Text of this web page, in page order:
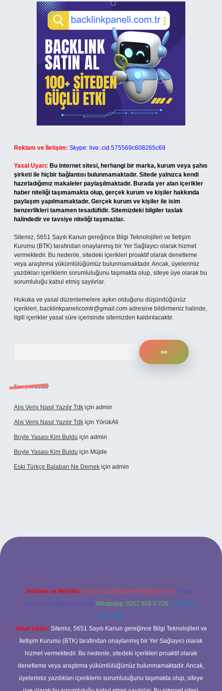
Reklam ve İletişim: Skype: live:.cid.575569c608265c69
Yasal Uyarı: Bu internet sitesi, herhangi bir marka, kurum veya şahıs
şirketi ile hiçbir bağlantısı bulunmamaktadır. Sitede yalnızca kendi
hazırladığımız makaleler paylaşılmaktadır. Burada yer alan içerikler
haber niteliği taşımamakta olup, gerçek kurum ve kişiler hakkında
paylaşım yapılmamaktadır. Gerçek kurum ve kişiler ile isim
benzerlikleri tamamen tesadüfidir. Sitemizdeki bilgiler taslak
halindedir ve tavsiye niteliği taşımazlar.
Sitemiz, 5651 Sayılı Kanun gereğince Bilgi Teknolojileri ve İletişim
Kurumu (BTK) tarafından onaylanmış bir Yer Sağlayıcı olarak hizmet
vermektedir. Bu nedenle, sitedeki içerikleri proaktif olarak denetleme
veya araştırma yükümlülüğümüz bulunmamaktadır. Ancak, üyelerimiz
yazdıkları içeriklerin sorumluluğunu taşımakta olup, siteye üye olarak bu
sorumluluğu kabul etmiş sayılırlar.
Hukuka ve yasal düzenlemelere aykırı olduğunu düşündüğünüz
içerikleri, backlinkpanelicomtr@gmail.com adresine bildirmeniz halinde,
ilgili içerikler yasal süre içerisinde sitemizden kaldırılacaktır.
Son yorumlar
Alış Veriş Nasıl Yazılır Tdk için admin
Alış Veriş Nasıl Yazılır Tdk için YörükAli
Boyle Yasası Kim Buldu için admin
Boyle Yasası Kim Buldu için Müjde
Eski Türkçe Balaban Ne Demek için admin
casino
Reklam ve İletişim: E-mail: backlinkpaneli@gmail.com Teams:
forumhizmeti@gmail.com Whatsapp: 0262 606 0 726 Telegram:
@karabul
Yasal Uyarı: Sitemiz, 5651 Sayılı Kanun gereğince Bilgi Teknolojileri ve
İletişim Kurumu (BTK) tarafından onaylanmış bir Yer Sağlayıcı olarak
hizmet vermektedir. Bu nedenle, sitedeki içerikleri proaktif olarak
denetleme veya araştırma yükümlülüğümüz bulunmamaktadır. Ancak,
üyelerimiz yazdıkları içeriklerin sorumluluğunu taşımakta olup, siteye